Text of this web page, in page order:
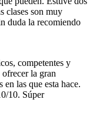
clases son muy
duda la recomiendo
competentes y
la gran
las que esta hace.
10. Súper